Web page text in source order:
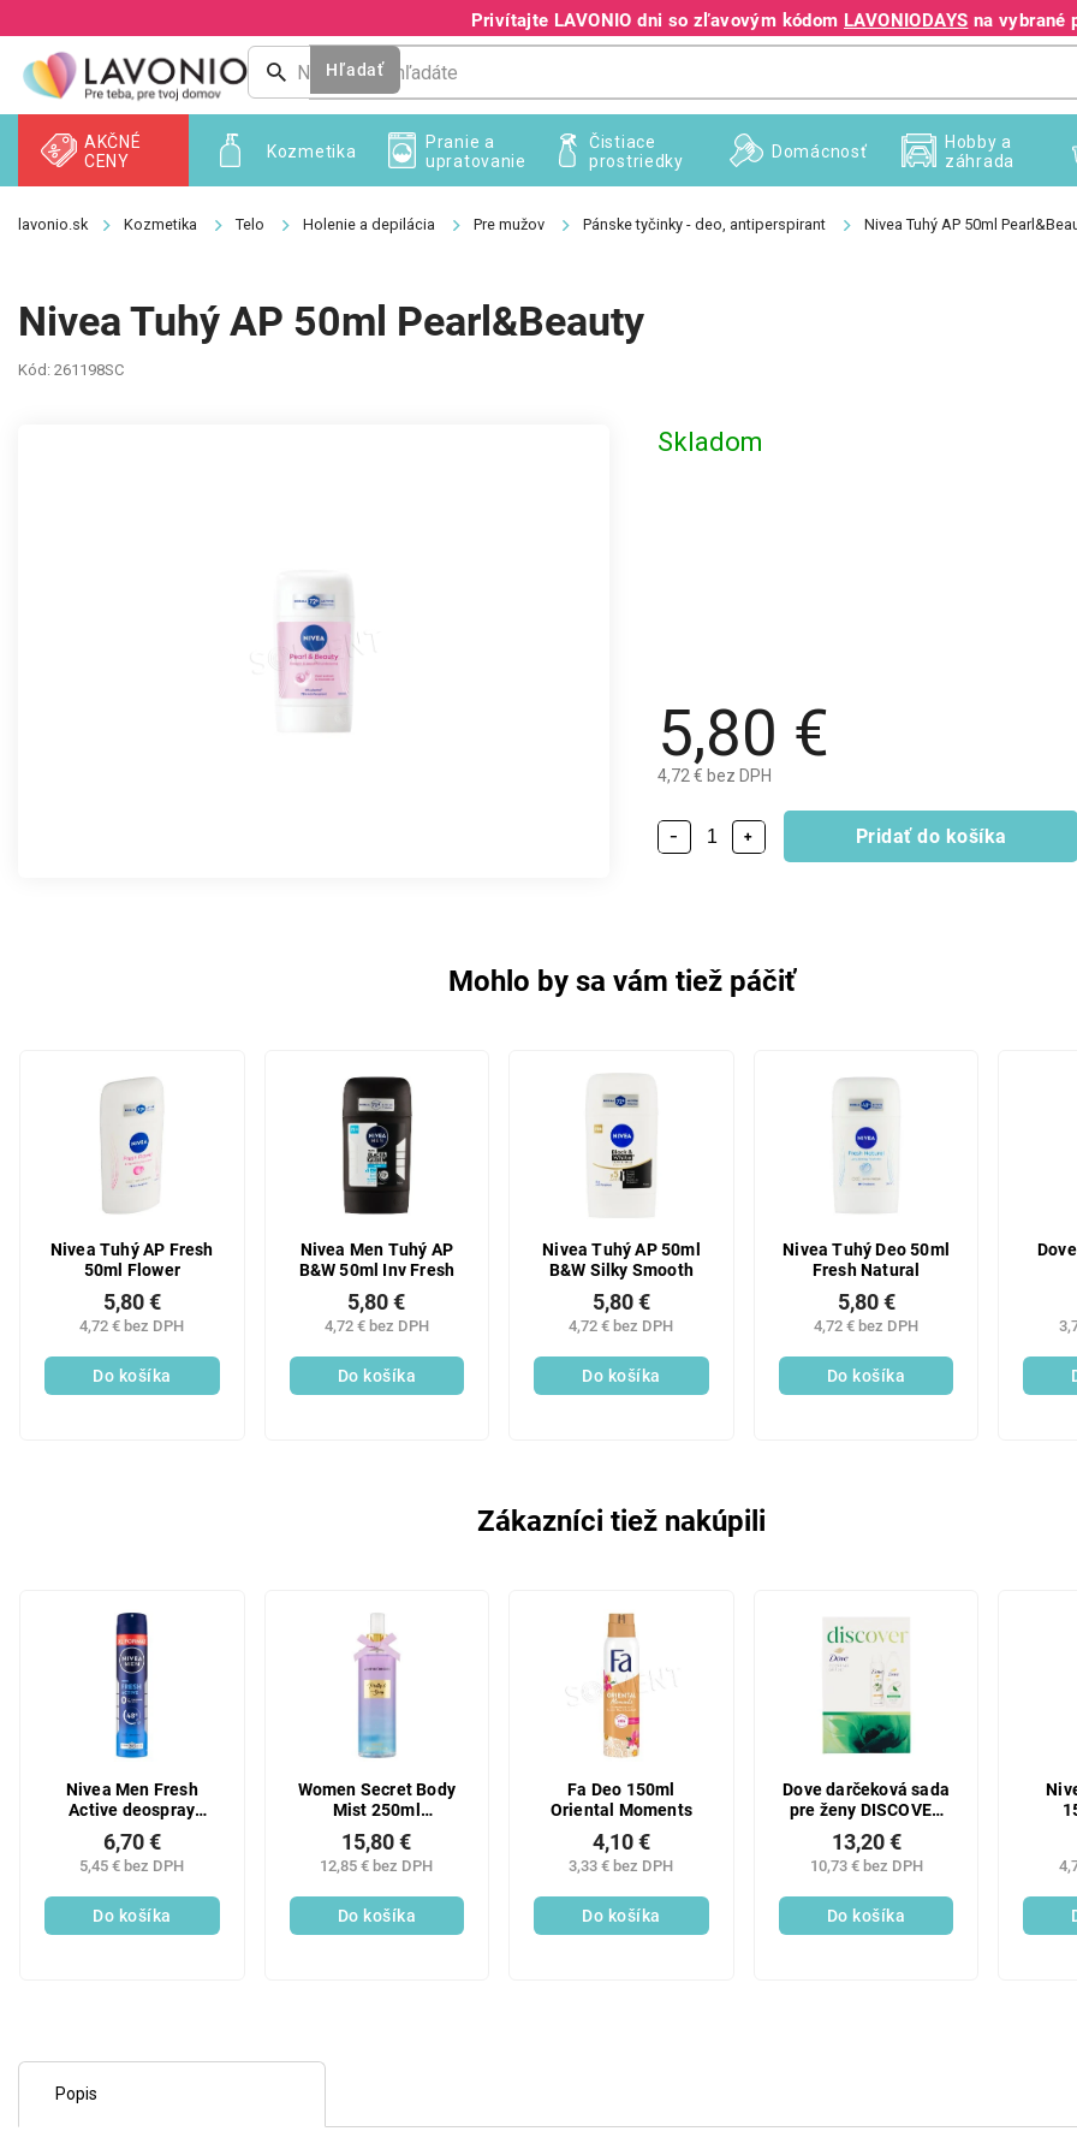
na
obsah
Privítajte LAVONIO dni so zľavovým kódom LAVONIODAYS na vybrané
+421 940 995 209
Hľadať
Kozmetika
AKČNÉ
CENY
Pranie a
upratovanie
Čistiace
prostriedky
Domácnosť
Hobby a
záhrada
Kozmetika Telo Holenie a depilácia Pre mužov Pánske tyčinky - deo, antiperspirant Nivea Tuhý AP 50ml
Nivea Tuhý AP 50ml Pearl&Beauty
Kód: 261198SC
5,80 €
4,72 € bez DPH
Skladom
+
− Pridať do košíka
Mohlo by sa vám tiež páčiť
Nivea Tuhý AP Fresh
50ml Flower
4,72 € bez DPH
5,80 €
Do košíka
Nivea Men Tuhý AP
B&W 50ml Inv Fresh
4,72 € bez DPH
5,80 €
Do košíka
Nivea Tuhý AP 50ml
B&W Silky Smooth
4,72 € bez DPH
5,80 €
Do košíka
Nivea Tuhý Deo 50ml
Fresh Natural
4,72 € bez DPH
5,80 €
Do košíka
Zákazníci tiež nakúpili
Nivea Men Fresh
Active deospray
200ml
5,45 € bez DPH
6,70 €
Do košíka
Women Secret Body
Mist 250ml
Pretty&Sexy
12,85 € bez DPH
15,80 €
Do košíka
Fa Deo 150ml
Oriental Moments
3,33 € bez DPH
4,10 €
Do košíka
Dove darčeková sada
pre ženy DISCOVER
(antiperspirant +
sprchový gél)
10,73 € bez DPH
13,20 €
Do košíka
Popis